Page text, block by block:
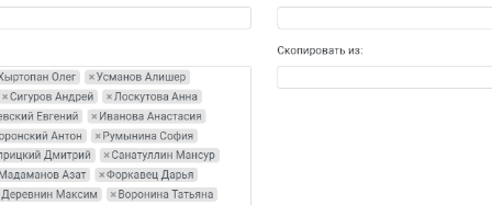
регистраторы)